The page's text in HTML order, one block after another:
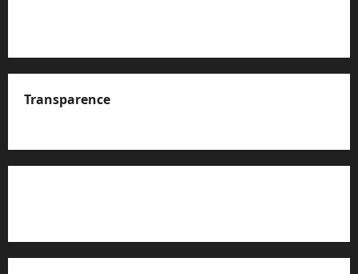
Transparence